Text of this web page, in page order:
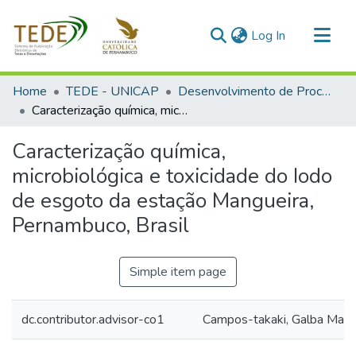
Log In (current)
Communities & Collections
All of DSpace
Home TEDE - UNICAP
Desenvolvimento de Processos Ambientais
Caracterização química, microbiológica e toxicidade do Iodo de esgoto da estação Mangueira, Pernambuco, Brasil
Caracterização química,
microbiológica e toxicidade do Iodo
de esgoto da estação Mangueira,
Pernambuco, Brasil
Simple item page
dc.contributor.advisor-co1 Campos-takaki, Galba